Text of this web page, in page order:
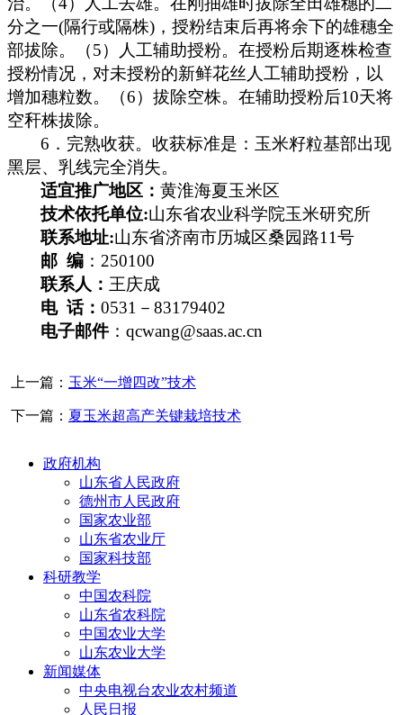
分之一(隔行或隔株) ，授粉结束后再将余下的雄穗全
部拔除。（5）人工辅助授粉。在授粉后期逐株检查
授粉情况，对未授粉的新鲜花丝人工辅助授粉，以
增加穗粒数。（6）拔除空株。在辅助授粉后10天将
空秆株拔除。
6 ．完熟收获。收获标准是：玉米籽粒基部出现
黑层、乳线完全消失。
适宜推广地区：黄淮海夏玉米区
技术依托单位:山东省农业科学院玉米研究所
联系地址:山东省济南市历城区桑园路11号
邮 编 ： 250100
联系人： 王庆成
电 话：0531 －83179402
电子邮件 ：qcwang@saas.ac.cn
上一篇： 玉米“一增四改”技术
下一篇： 夏玉米超高产关键栽培技术
政府机构
山东省人民政府
德州市人民政府
国家农业部
山东省农业厅
国家科技部
科研教学
中国农科院
山东省农科院
中国农业大学
山东农业大学
新闻媒体
中央电视台农业农村频道
人民日报